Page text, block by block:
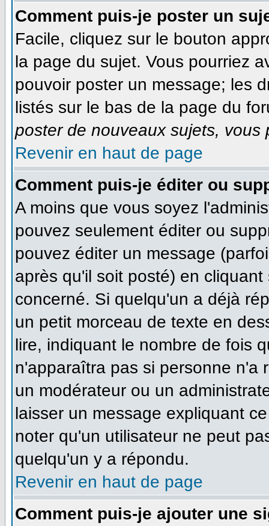
Comment puis-je poster un
Facile, cliquez sur le bouton
la page du sujet. Vous pourriez
pouvoir poster un message; les
listés sur le bas de la page du
poster de nouveaux sujets, vous
Revenir en haut de page
Comment puis-je éditer ou
A moins que vous soyez
pouvez seulement éditer ou
pouvez éditer un message
après qu'il soit posté) en
concerné. Si quelqu'un a déjà
un petit morceau de texte en
lire, indiquant le nombre de fois
n'apparaîtra pas si personne n'a
un modérateur ou un
laisser un message expliquant
noter qu'un utilisateur ne peut
quelqu'un y a répondu.
Revenir en haut de page
Comment puis-je ajouter une